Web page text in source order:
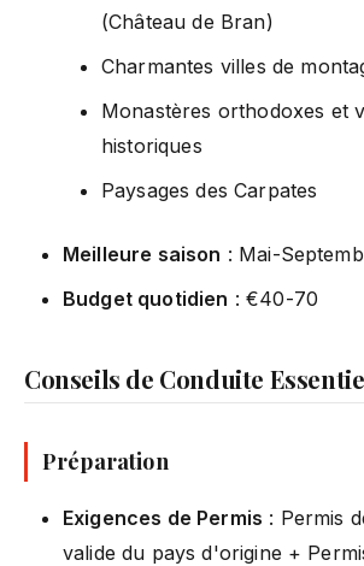
(Château de Bran)
Charmantes villes de
Monastères orthodoxes et
historiques
Paysages des Carpates
Meilleure saison : Mai-
Budget quotidien : €40-70
Conseils de Conduite
Préparation
Exigences de Permis : Permis
valide du pays d'origine +